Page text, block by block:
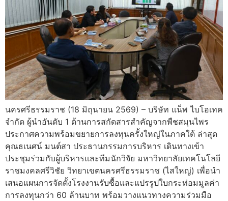
นครศรีธรรมราช (18 มิถุนายน 2569) – บริษัท แน็พ ไบโอเทค
จำกัด ผู้นำอันดับ 1 ด้านการสกัดสารสำคัญจากพืชสมุนไพร
ประกาศความพร้อมขยายการลงทุนครั้งใหญ่ในภาคใต้ ล่าสุด
คุณธเนศน์ มนต์สา ประธานกรรมการบริหาร เดินทางเข้า
ประชุมร่วมกับผู้บริหารและทีมนักวิจัย มหาวิทยาลัยเทคโนโลยี
ราชมงคลศรีวิชัย วิทยาเขตนครศรีธรรมราช (ไสใหญ่) เพื่อนำ
เสนอแผนการจัดตั้งโรงงานรับซื้อและแปรรูปใบกระท่อมมูลค่า
การลงทุนกว่า 60 ล้านบาท พร้อมวางแนวทางความร่วมมือ